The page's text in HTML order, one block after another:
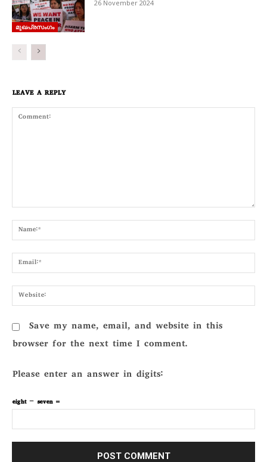
മുഖപ്രസംഗം
26 November 2024
LEAVE A REPLY
Save my name, email, and website in this
browser for the next time I comment.
Please enter an answer in digits:
eight − seven =